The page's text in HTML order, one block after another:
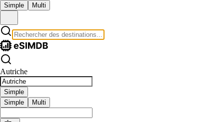
Simple Multi
Autriche
Simple
Simple
Multi